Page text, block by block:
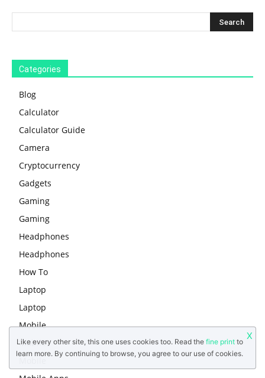
Categories
Blog
Calculator
Calculator Guide
Camera
Cryptocurrency
Gadgets
Gaming
Gaming
Headphones
Headphones
How To
Laptop
Laptop
Mobile
Mobile
Like every other site, this one uses cookies too. Read the fine printto
learn more. By continuing to browse, you agree to our use of cookies.
X